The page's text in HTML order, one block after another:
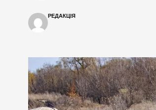
РЕДАКЦІЯ